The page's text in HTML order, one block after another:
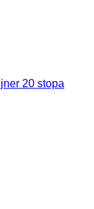
20 stopa